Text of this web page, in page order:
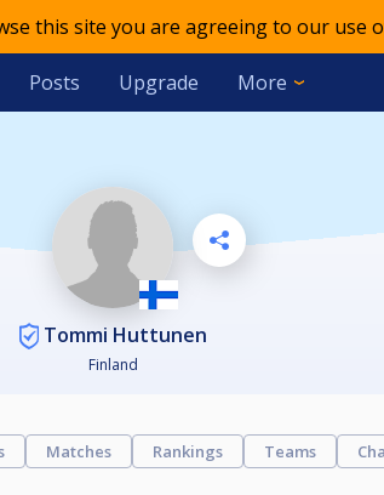
this site you are agreeing to our use
Posts Upgrade More
Tommi Huttunen
Finland
Matches Rankings Teams